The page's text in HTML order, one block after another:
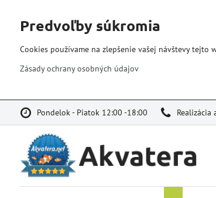
Pondelok - Piatok 12:00 -18:00
Predvoľby súkromia
Cookies používame na zlepšenie vašej návštevy tejto
Zásady ochrany osobných údajov